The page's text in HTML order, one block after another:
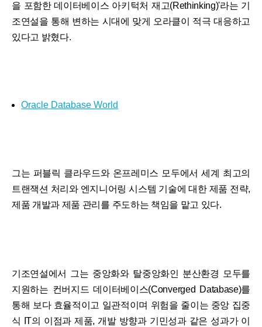
을 포함한 데이터베이스 아키턱처 재고(Rethinking)'라는 기
조연설을 통해 변하는 시대에 맞게 오라클이 적극 대응하고
있다고 밝혔다.
Oracle Database World
그는 퍼블릭 클라우드와 온프레미스 모두에서 세계 최고의
트랜잭션 처리와 엔지니어링 시스템 기술에 대한 제품 전략,
제품 개발과 제품 관리를 주도하는 책임을 맡고 있다.
기조연설에서 그는 중앙화와 탈중앙화인 분산환경 모두를
지원하는 컨버지드 데이터베이스(Converged Database)를
통해 보다 효율적이고 일관적이며 위험을 줄이는 중앙 집중
식 IT의 이점과 제품, 개발 방향과 기민성과 같은 성과가 이